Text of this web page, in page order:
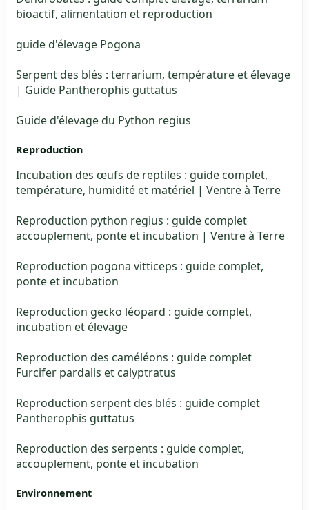
bioactif, alimentation et reproduction
guide d'élevage Pogona
Serpent des blés : terrarium, température et élevage
| Guide Pantherophis guttatus
Guide d'élevage du Python regius
Reproduction
Incubation des œufs de reptiles : guide complet,
température, humidité et matériel | Ventre à Terre
Reproduction python regius : guide complet
accouplement, ponte et incubation | Ventre à Terre
Reproduction pogona vitticeps : guide complet,
ponte et incubation
Reproduction gecko léopard : guide complet,
incubation et élevage
Reproduction des caméléons : guide complet
Furcifer pardalis et calyptratus
Reproduction serpent des blés : guide complet
Pantherophis guttatus
Reproduction des serpents : guide complet,
accouplement, ponte et incubation
Environnement